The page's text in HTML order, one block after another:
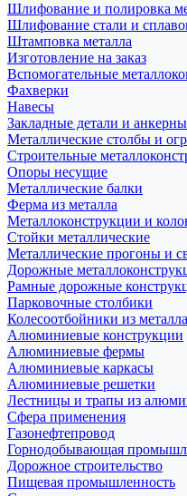
Шлифование и полировка
Шлифование стали и
Штамповка металла
Изготовление на заказ
Вспомогательные
Фахверки
Навесы
Закладные детали и
Металлические столбы и
Строительные
Опоры несущие
Металлические балки
Ферма из металла
Металлоконструкции и
Стойки металлические
Металлические прогоны и
Дорожные
Рамные дорожные
Парковочные столбики
Колесоотбойники из металла
Алюминиевые конструкции
Алюминиевые фермы
Алюминиевые каркасы
Алюминиевые решетки
Лестницы и трапы из
Сфера применения
Газонефтепровод
Горнодобывающая
Дорожное строительство
Пищевая промышленность